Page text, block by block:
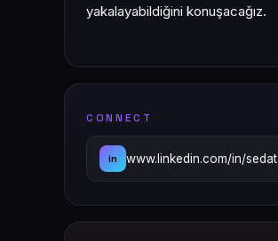
yakalayabildiğini konuşacağız.
CONNECT
in www.linkedin.com/in/